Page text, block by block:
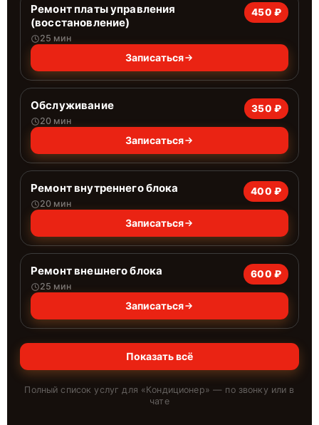
Ремонт платы управления
(восстановление)
25 мин
450 ₽
Записаться
Обслуживание
20 мин
350 ₽
Записаться
Ремонт внутреннего блока
20 мин
400 ₽
Записаться
Ремонт внешнего блока
25 мин
600 ₽
Записаться
Показать всё
Полный список услуг для «Кондиционер» — по звонку или в
чате